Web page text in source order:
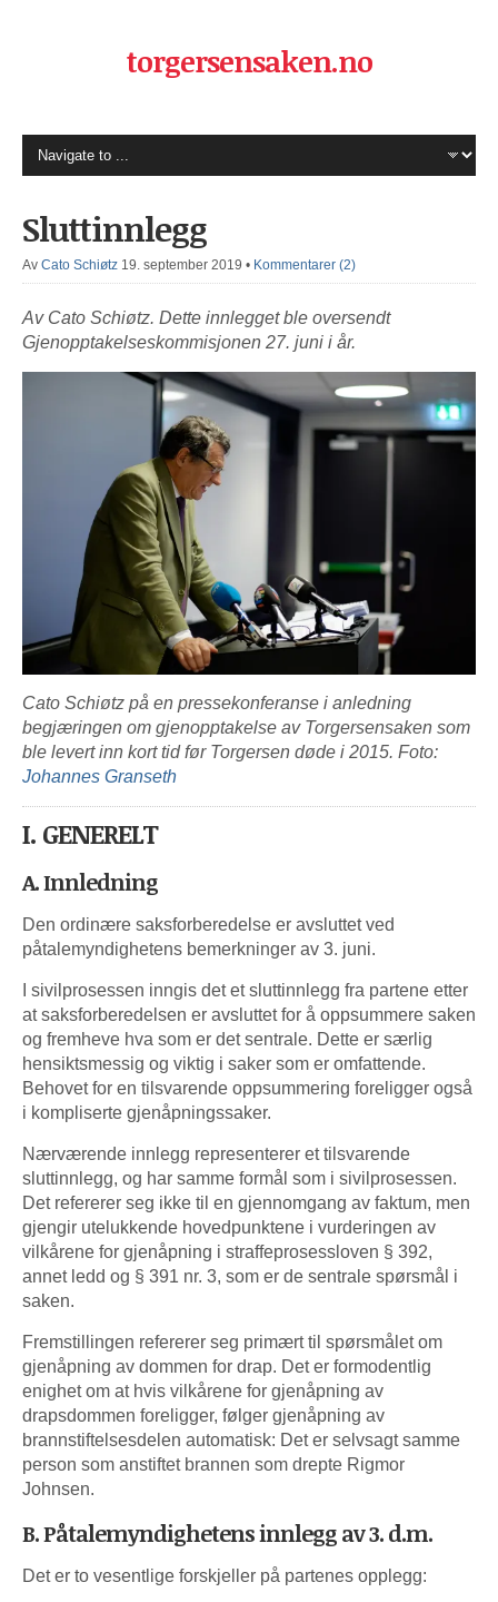
torgersensaken.no
Sluttinnlegg
Av Cato Schiøtz 19. september 2019 • Kommentarer (2)
Av Cato Schiøtz. Dette innlegget ble oversendt
Gjenopptakelseskommisjonen 27. juni i år.
Cato Schiøtz på en pressekonferanse i anledning
begjæringen om gjenopptakelse av Torgersensaken som
ble levert inn kort tid før Torgersen døde i 2015. Foto:
Johannes Granseth
I. GENERELT
A. Innledning
Den ordinære saksforberedelse er avsluttet ved
påtalemyndighetens bemerkninger av 3. juni.
I sivilprosessen inngis det et sluttinnlegg fra partene etter
at saksforberedelsen er avsluttet for å oppsummere saken
og fremheve hva som er det sentrale. Dette er særlig
hensiktsmessig og viktig i saker som er omfattende.
Behovet for en tilsvarende oppsummering foreligger også
i kompliserte gjenåpningssaker.
Nærværende innlegg representerer et tilsvarende
sluttinnlegg, og har samme formål som i sivilprosessen.
Det refererer seg ikke til en gjennomgang av faktum, men
gjengir utelukkende hovedpunktene i vurderingen av
vilkårene for gjenåpning i straffeprosessloven § 392,
annet ledd og § 391 nr. 3, som er de sentrale spørsmål i
saken.
Fremstillingen refererer seg primært til spørsmålet om
gjenåpning av dommen for drap. Det er formodentlig
enighet om at hvis vilkårene for gjenåpning av
drapsdommen foreligger, følger gjenåpning av
brannstiftelsesdelen automatisk: Det er selvsagt samme
person som anstiftet brannen som drepte Rigmor
Johnsen.
B. Påtalemyndighetens innlegg av 3. d.m.
Det er to vesentlige forskjeller på partenes opplegg: